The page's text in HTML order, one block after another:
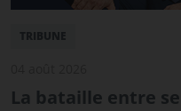
TRIBUNE
La bataille entre